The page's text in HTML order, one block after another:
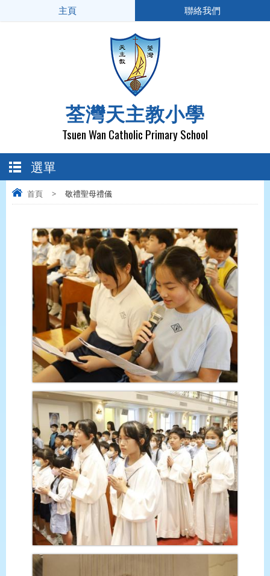
荃灣天主教小學
Tsuen Wan Catholic Primary School
主頁 聯絡我們
選單
首頁 > 敬禮聖母禮儀